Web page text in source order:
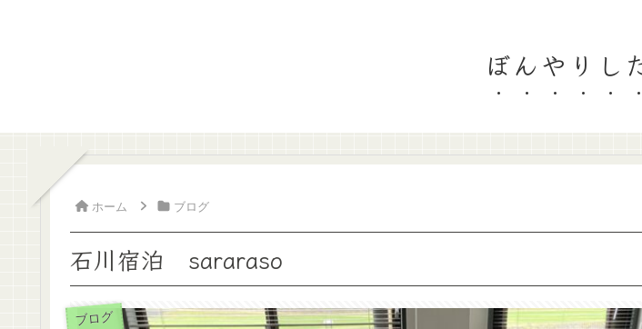
ぼんやりし
ホーム ブログ
石川宿泊 sararaso
ブログ